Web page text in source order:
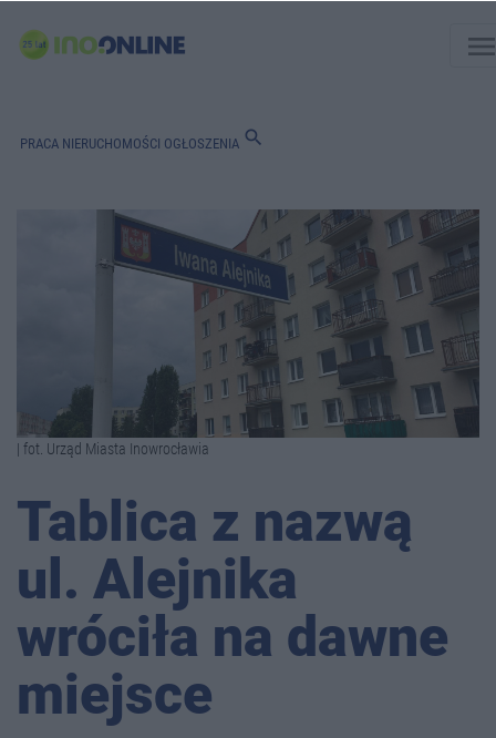
PRACA NIERUCHOMOŚCI OGŁOSZENIA search
| fot. Urząd Miasta Inowrocławia
Tablica z nazwą
ul. Alejnika
wróciła na dawne
miejsce